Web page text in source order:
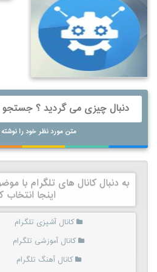
متن مورد نظر خود را نوشته
به دنبال کانال های تلگرام با
اینجا انتخاب
کانال آشپزی تلگرام
کانال آموزشی تلگرام
کانال آهنگ تلگرام